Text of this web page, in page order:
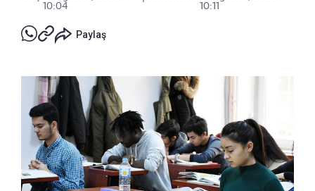
10:04
10:11
Paylaş